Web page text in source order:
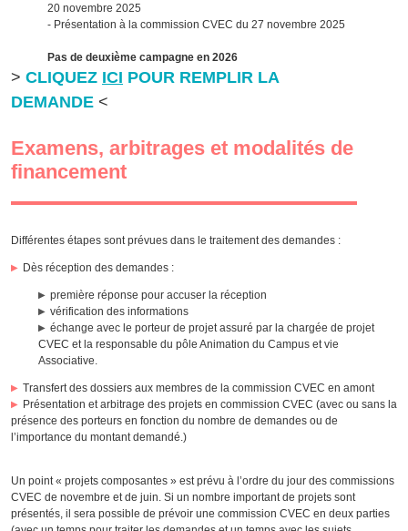
20 novembre 2025
- Présentation à la commission CVEC du 27 novembre 2025
Pas de deuxième campagne en 2026
> CLIQUEZ ICI POUR REMPLIR LA
DEMANDE <
Examens, arbitrages et modalités de
financement
Différentes étapes sont prévues dans le traitement des demandes :
Dès réception des demandes :
première réponse pour accuser la réception
vérification des informations
échange avec le porteur de projet assuré par la chargée de projet
CVEC et la responsable du pôle Animation du Campus et vie
Associative.
Transfert des dossiers aux membres de la commission CVEC en amont
Présentation et arbitrage des projets en commission CVEC (avec ou sans la
présence des porteurs en fonction du nombre de demandes ou de
l’importance du montant demandé.)
Un point « projets composantes » est prévu à l’ordre du jour des commissions
CVEC de novembre et de juin. Si un nombre important de projets sont
présentés, il sera possible de prévoir une commission CVEC en deux parties